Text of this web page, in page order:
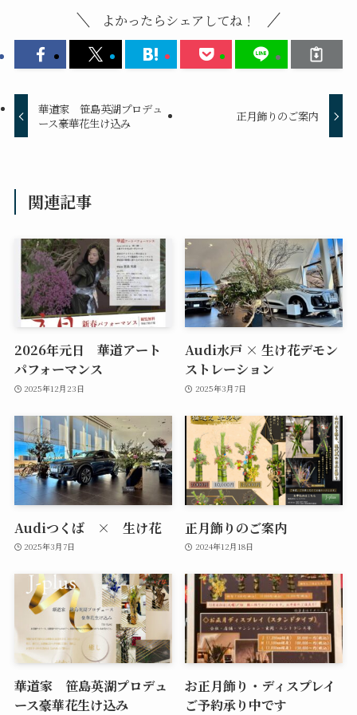
よかったらシェアしてね！
華道家 笹島英湖プロデュ
ース豪華花生け込み
正月飾りのご案内
関連記事
2026年元日 華道アート
パフォーマンス
2025年12月23日
Audi水戸 × 生け花デモン
ストレーション
2025年3月7日
Audiつくば × 生け花
2025年3月7日
正月飾りのご案内
2024年12月18日
華道家 笹島英湖プロデュ
ース豪華花生け込み
お正月飾り・ディスプレイ
ご予約承り中です